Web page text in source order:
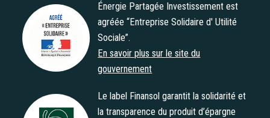
Agrément "Entreprise Solidaire d' Utilité Sociale"
Énergie Partagée Investissement est
agréée “Entreprise Solidaire d' Utilité
Sociale”.
En savoir plus sur le site du
gouvernement
Le label Finansol garantit la solidarité et
la transparence du produit d’épargne